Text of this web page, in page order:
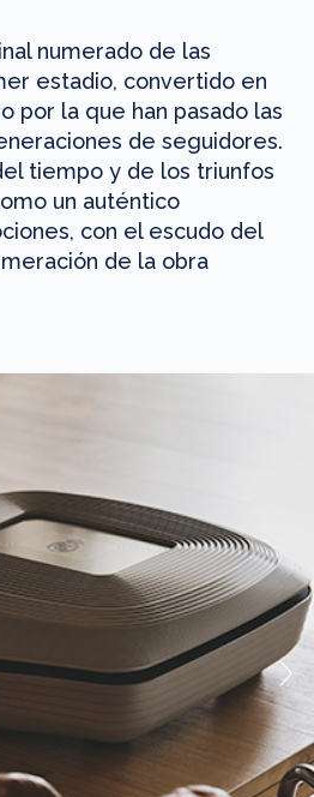
numerado de las
estadio, convertido en
por la que han pasado las
de seguidores.
tiempo y de los triunfos
un auténtico
con el escudo del
de la obra